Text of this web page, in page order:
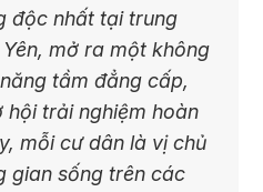
độc nhất tại trung
mở ra một không
tầm đẳng cấp,
hội trải nghiệm hoàn
mỗi cư dân là vị chủ
gian sống trên các